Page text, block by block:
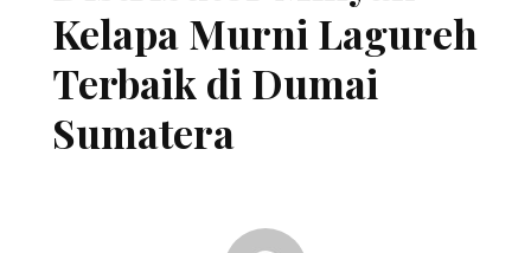
Kelapa Murni Lagureh
Terbaik di Dumai
Sumatera